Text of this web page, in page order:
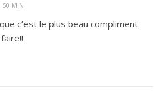
50 MIN
c’est le plus beau compliment